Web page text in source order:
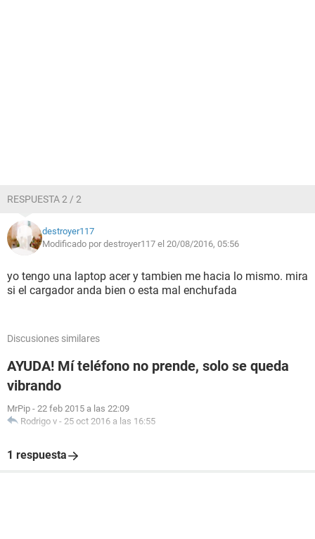
RESPUESTA 2 / 2
destroyer117
Modificado por destroyer117 el 20/08/2016, 05:56
yo tengo una laptop acer y tambien me hacia lo mismo. mira
si el cargador anda bien o esta mal enchufada
Discusiones similares
AYUDA! Mí teléfono no prende, solo se queda
vibrando
MrPip - 22 feb 2015 a las 22:09
Rodrigo v - 25 oct 2016 a las 16:55
1 respuesta